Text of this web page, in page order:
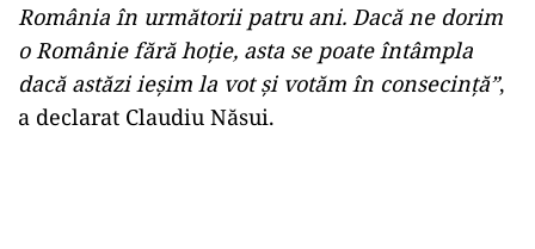
România în următorii patru ani. Dacă ne dorim
o Românie fără hoție, asta se poate întâmpla
dacă astăzi ieșim la vot și votăm în consecință”,
a declarat Claudiu Năsui.